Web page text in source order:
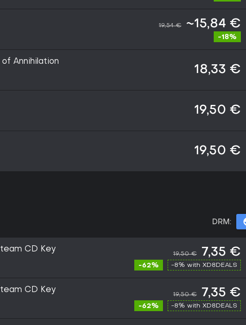
19,54 € ~15,84 €
-18%
Annihilation
18,33 €
19,50 €
19,50 €
DRM:
CD Key
19,50 € 7,35 €
-62% -8% with XD8DEALS
CD Key
19,50 € 7,35 €
-62% -8% with XD8DEALS